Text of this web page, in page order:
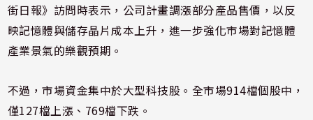
街日報》訪問時表示，公司計畫調漲部分產品售價，以反
映記憶體與儲存晶片成本上升，進一步強化市場對記憶體
產業景氣的樂觀預期。
不過，市場資金集中於大型科技股。全市場914檔個股中，
僅127檔上漲、769檔下跌。